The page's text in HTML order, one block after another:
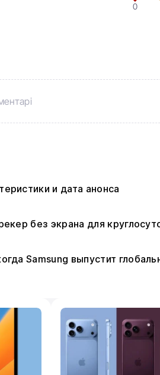
0
и дата анонса
без экрана для
Samsung выпустит